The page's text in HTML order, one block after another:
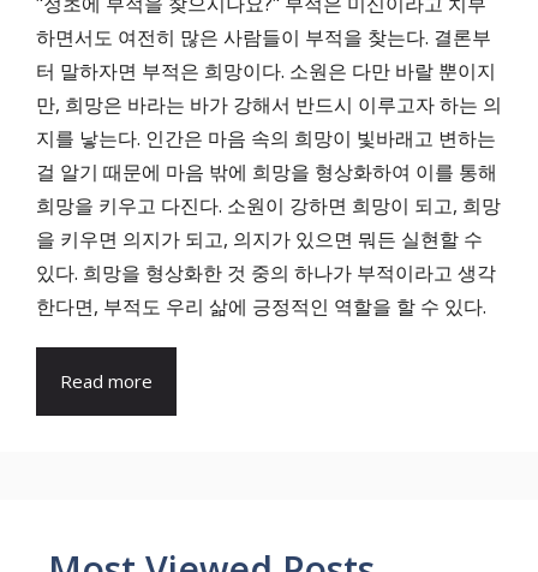
하면서도 여전히 많은 사람들이 부적을 찾는다. 결론부
터 말하자면 부적은 희망이다. 소원은 다만 바랄 뿐이지
만, 희망은 바라는 바가 강해서 반드시 이루고자 하는 의
지를 낳는다. 인간은 마음 속의 희망이 빛바래고 변하는
걸 알기 때문에 마음 밖에 희망을 형상화하여 이를 통해
희망을 키우고 다진다. 소원이 강하면 희망이 되고, 희망
을 키우면 의지가 되고, 의지가 있으면 뭐든 실현할 수
있다. 희망을 형상화한 것 중의 하나가 부적이라고 생각
한다면, 부적도 우리 삶에 긍정적인 역할을 할 수 있다.
Read more